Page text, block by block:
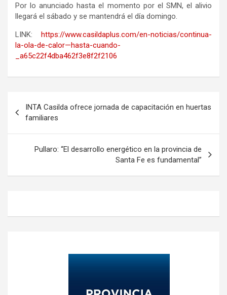
Por lo anunciado hasta el momento por el SMN, el alivio
llegará el sábado y se mantendrá el día domingo.
LINK: https://www.casildaplus.com/en-noticias/continua-
la-ola-de-calor—hasta-cuando-
_a65c22f4dba462f3e8f2f2106
de
entradas
INTA Casilda ofrece jornada de capacitación en huertas
familiares
Pullaro: “El desarrollo energético en la provincia de
Santa Fe es fundamental”